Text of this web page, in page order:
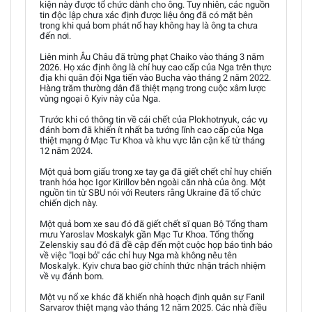
kiện này được tổ chức dành cho ông. Tuy nhiên, các nguồn
tin độc lập chưa xác định được liệu ông đã có mặt bên
trong khi quả bom phát nổ hay không hay là ông ta chưa
đến nơi.
Liên minh Âu Châu đã trừng phạt Chaiko vào tháng 3 năm
2026. Họ xác định ông là chỉ huy cao cấp của Nga trên thực
địa khi quân đội Nga tiến vào Bucha vào tháng 2 năm 2022.
Hàng trăm thường dân đã thiệt mạng trong cuộc xâm lược
vùng ngoại ô Kyiv này của Nga.
Trước khi có thông tin về cái chết của Plokhotnyuk, các vụ
đánh bom đã khiến ít nhất ba tướng lĩnh cao cấp của Nga
thiệt mạng ở Mạc Tư Khoa và khu vực lân cận kể từ tháng
12 năm 2024.
Một quả bom giấu trong xe tay ga đã giết chết chỉ huy chiến
tranh hóa học Igor Kirillov bên ngoài căn nhà của ông. Một
nguồn tin từ SBU nói với Reuters rằng Ukraine đã tổ chức
chiến dịch này.
Một quả bom xe sau đó đã giết chết sĩ quan Bộ Tổng tham
mưu Yaroslav Moskalyk gần Mạc Tư Khoa. Tổng thống
Zelenskiy sau đó đã đề cập đến một cuộc họp báo tình báo
về việc "loại bỏ" các chỉ huy Nga mà không nêu tên
Moskalyk. Kyiv chưa bao giờ chính thức nhận trách nhiệm
về vụ đánh bom.
Một vụ nổ xe khác đã khiến nhà hoạch định quân sự Fanil
Sarvarov thiệt mạng vào tháng 12 năm 2025. Các nhà điều